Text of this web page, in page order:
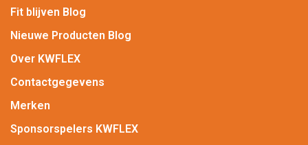
Fit blijven Blog
Nieuwe Producten Blog
Over KWFLEX
Contactgegevens
Merken
Sponsorspelers KWFLEX